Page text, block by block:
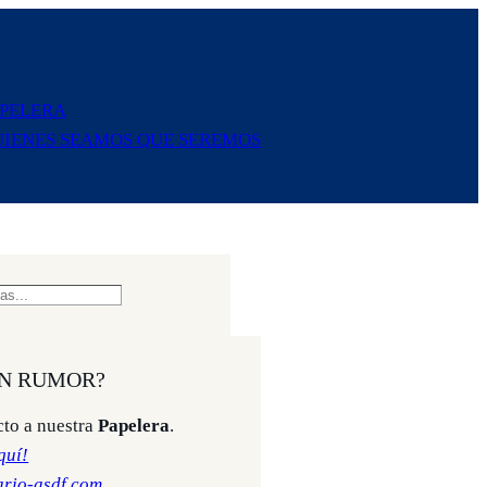
SEAMOS QUE SEREMOS
RUMOR?
a nuestraPapelera.